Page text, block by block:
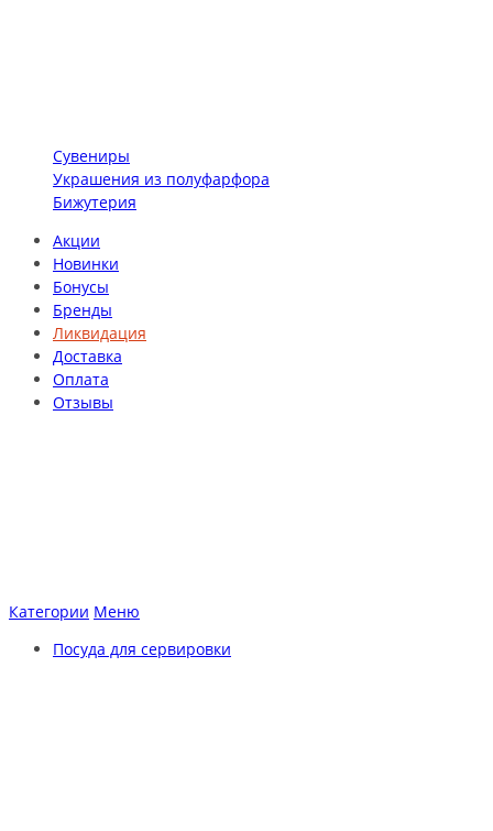
Сувениры
Украшения из полуфарфора
Бижутерия
Акции
Новинки
Бонусы
Бренды
Ликвидация
Доставка
Оплата
Отзывы
Категории Меню
Посуда для сервировки